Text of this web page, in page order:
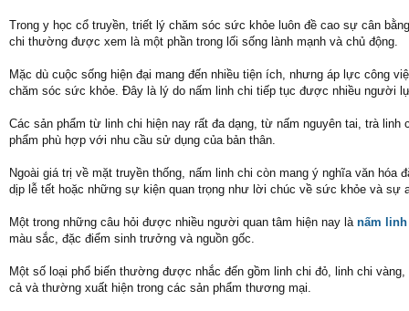
Trong y học cổ truyền, triết lý chăm sóc sức khỏe luôn đề cao sự cân
chi thường được xem là một phần trong lối sống lành mạnh và chủ động.
Mặc dù cuộc sống hiện đại mang đến nhiều tiện ích, nhưng áp lực công
chăm sóc sức khỏe. Đây là lý do nấm linh chi tiếp tục được nhiều người
Các sản phẩm từ linh chi hiện nay rất đa dạng, từ nấm nguyên tai, trà
phẩm phù hợp với nhu cầu sử dụng của bản thân.
Ngoài giá trị về mặt truyền thống, nấm linh chi còn mang ý nghĩa văn
dịp lễ tết hoặc những sự kiện quan trọng như lời chúc về sức khỏe và sự
Một trong những câu hỏi được nhiều người quan tâm hiện nay là nấm
màu sắc, đặc điểm sinh trưởng và nguồn gốc.
Một số loại phổ biến thường được nhắc đến gồm linh chi đỏ, linh chi
cả và thường xuất hiện trong các sản phẩm thương mại.